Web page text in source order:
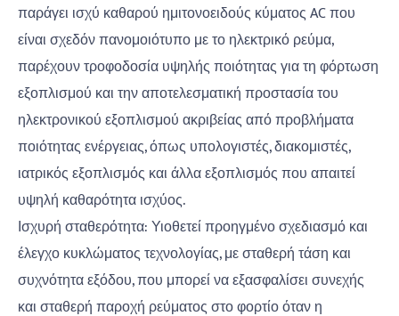
παράγει ισχύ καθαρού ημιτονοειδούς κύματος AC που
είναι σχεδόν πανομοιότυπο με το ηλεκτρικό ρεύμα,
παρέχουν τροφοδοσία υψηλής ποιότητας για τη φόρτωση
εξοπλισμού και την αποτελεσματική προστασία του
ηλεκτρονικού εξοπλισμού ακριβείας από προβλήματα
ποιότητας ενέργειας, όπως υπολογιστές, διακομιστές,
ιατρικός εξοπλισμός και άλλα εξοπλισμός που απαιτεί
υψηλή καθαρότητα ισχύος.
Ισχυρή σταθερότητα: Υιοθετεί προηγμένο σχεδιασμό και
έλεγχο κυκλώματος τεχνολογίας, με σταθερή τάση και
συχνότητα εξόδου, που μπορεί να εξασφαλίσει συνεχής
και σταθερή παροχή ρεύματος στο φορτίο όταν η